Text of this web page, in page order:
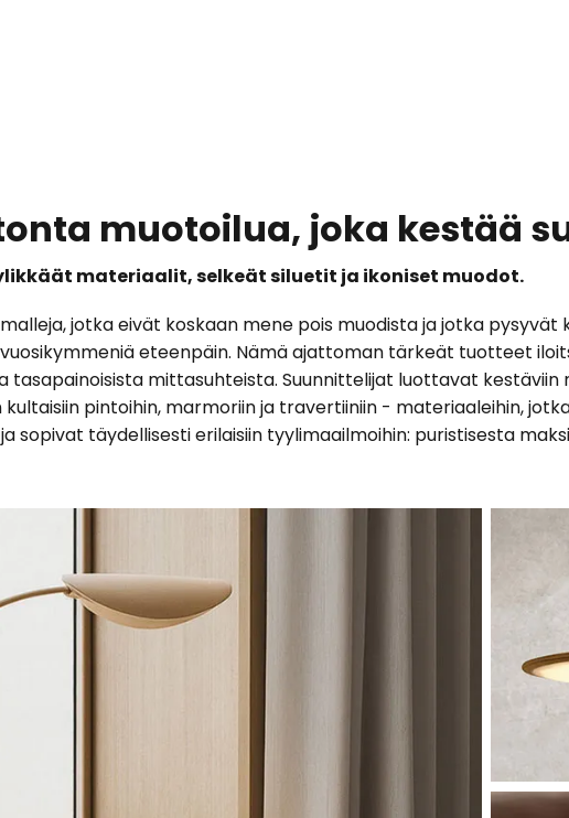
muotoilua, joka kestää
materiaalit, selkeät siluetit ja ikoniset muodot.
jotka eivät koskaan mene pois muodista ja jotka pysyvät
eteenpäin. Nämä ajattoman tärkeät tuotteet
tasapainoisista mittasuhteista. Suunnittelijat luottavat kestäviin
pintoihin, marmoriin ja travertiiniin - materiaaleihin,
sopivat täydellisesti erilaisiin tyylimaailmoihin: puristisesta